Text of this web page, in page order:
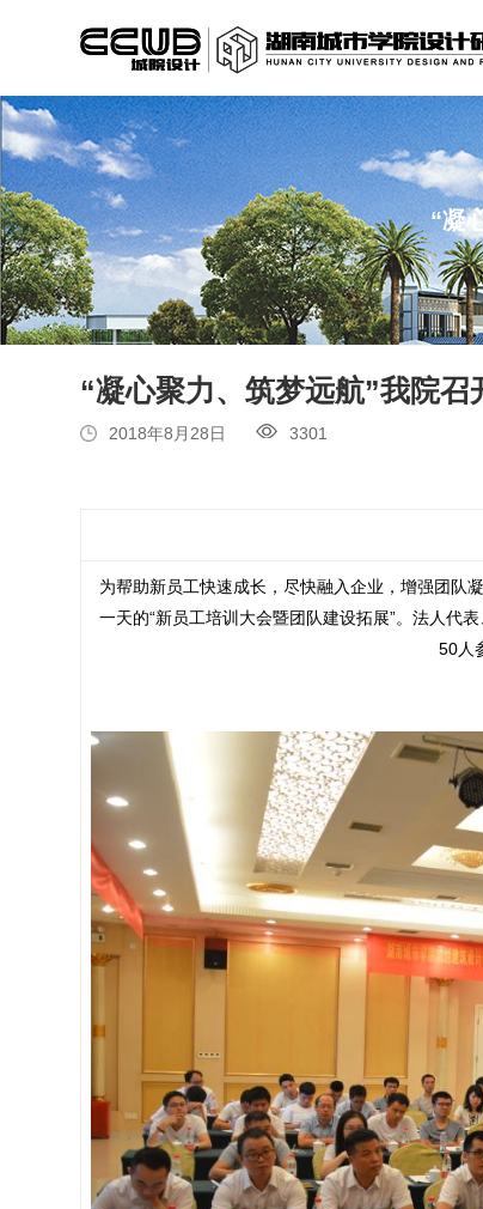
“凝
“凝心聚力、筑梦远航”我院
2018年8月28日 3301
为帮助新员工快速成长，尽快融入企业，增强团队
一天的“新员工培训大会暨团队建设拓展”。法人代
50人